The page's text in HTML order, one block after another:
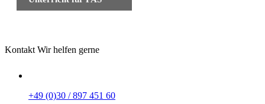
Kontakt Wir helfen gerne
+49 (0)30 / 897 451 60